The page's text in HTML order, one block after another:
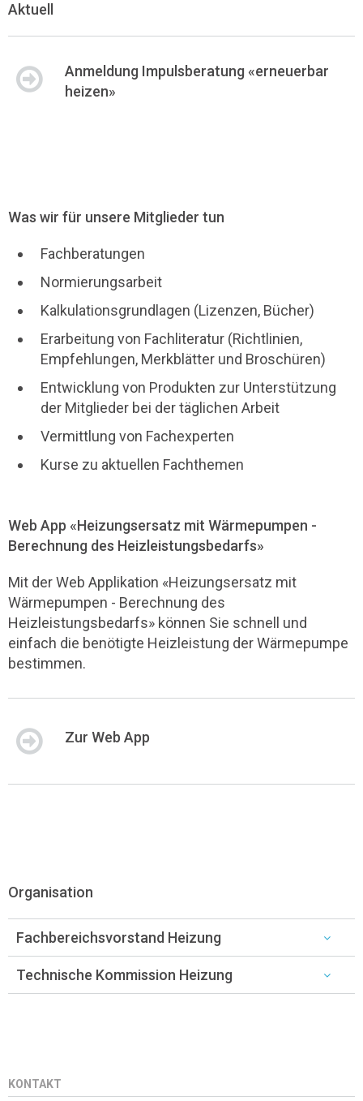
Aktuell
Anmeldung Impulsberatung «erneuerbar
heizen»
Was wir für unsere Mitglieder tun
Fachberatungen
Normierungsarbeit
Kalkulationsgrundlagen (Lizenzen, Bücher)
Erarbeitung von Fachliteratur (Richtlinien,
Empfehlungen, Merkblätter und Broschüren)
Entwicklung von Produkten zur Unterstützung
der Mitglieder bei der täglichen Arbeit
Vermittlung von Fachexperten
Kurse zu aktuellen Fachthemen
Web App «Heizungsersatz mit Wärmepumpen -
Berechnung des Heizleistungsbedarfs»
Mit der Web Applikation «Heizungsersatz mit
Wärmepumpen - Berechnung des
Heizleistungsbedarfs» können Sie schnell und
einfach die benötigte Heizleistung der Wärmepumpe
bestimmen.
Zur Web App
Organisation
Fachbereichsvorstand Heizung
Technische Kommission Heizung
KONTAKT